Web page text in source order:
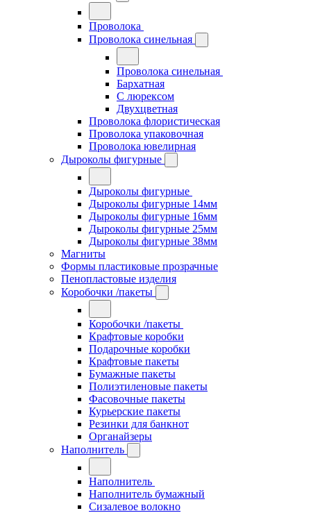
Проволока
Проволока синельная
Проволока синельная
Бархатная
С люрексом
Двухцветная
Проволока флористическая
Проволока упаковочная
Проволока ювелирная
Дыроколы фигурные
Дыроколы фигурные
Дыроколы фигурные 14мм
Дыроколы фигурные 16мм
Дыроколы фигурные 25мм
Дыроколы фигурные 38мм
Магниты
Формы пластиковые прозрачные
Пенопластовые изделия
Коробочки /пакеты
Коробочки /пакеты
Крафтовые коробки
Подарочные коробки
Крафтовые пакеты
Бумажные пакеты
Полиэтиленовые пакеты
Фасовочные пакеты
Курьерские пакеты
Резинки для банкнот
Органайзеры
Наполнитель
Наполнитель
Наполнитель бумажный
Сизалевое волокно